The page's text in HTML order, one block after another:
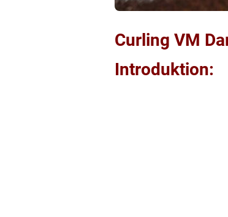
Curling VM
Introduktion: